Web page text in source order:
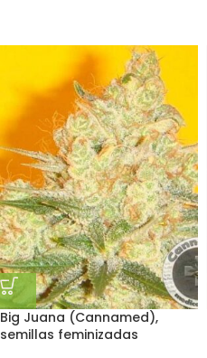
Big Juana (Cannamed),
semillas feminizadas